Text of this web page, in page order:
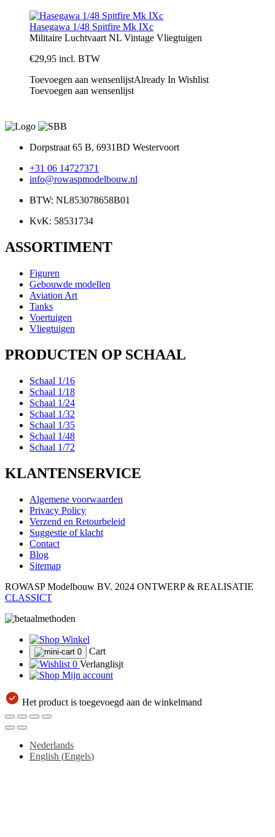
Hasegawa 1/48 Spitfire Mk IXc
Militaire Luchtvaart NL Vintage Vliegtuigen
€29,95 incl. BTW
Toevoegen aan wensenlijstAlready In Wishlist
Toevoegen aan wensenlijst
Dorpstraat 65 B, 6931BD Westervoort
+31 06 14727371
info@rowaspmodelbouw.nl
BTW: NL853078658B01
KvK: 58531734
ASSORTIMENT
Figuren
Gebouwde modellen
Aviation Art
Tanks
Voertuigen
Vliegtuigen
PRODUCTEN OP SCHAAL
Schaal 1/16
Schaal 1/18
Schaal 1/24
Schaal 1/32
Schaal 1/35
Schaal 1/48
Schaal 1/72
KLANTENSERVICE
Algemene voorwaarden
Privacy Policy
Verzend en Retourbeleid
Suggestie of klacht
Contact
Blog
Sitemap
ROWASP Modelbouw BV. 2024 ONTWERP & REALISATIE
CLASSICT
Winkel
0
Cart
0 Verlanglisjt
Mijn account
Het product is toegevoegd aan de winkelmand
Nederlands
English (Engels)